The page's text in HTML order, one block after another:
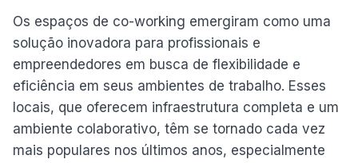
Os espaços de co-working emergiram como uma
solução inovadora para profissionais e
empreendedores em busca de flexibilidade e
eficiência em seus ambientes de trabalho. Esses
locais, que oferecem infraestrutura completa e um
ambiente colaborativo, têm se tornado cada vez
mais populares nos últimos anos, especialmente